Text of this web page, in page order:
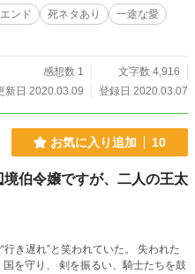
ンド 死ネタあり
一途な愛
感想数 1
文字数 4,916
新日 2020.03.09
登録日 2020.03.07
お気に入り追加 10
伯令嬢ですが、二人の王太
れ”と笑われていた。 失われた
を守り、 剣を振るい、騎士たちを鼓